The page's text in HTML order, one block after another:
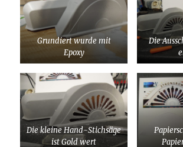
Grundiert wurde mit
Epoxy
Die
Die kleine Hand-Stichsäge
ist Gold wert